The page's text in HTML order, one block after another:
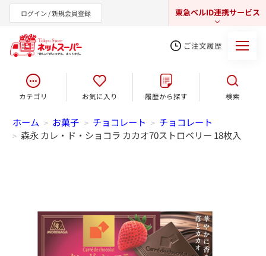
ログイン / 新規会員登録 東急ベルID連携サービス
東急オンラインショップ
ご注文履歴
カテゴリ お気に入り 履歴から探す 検索
ホーム > お菓子 > チョコレート > チョコレート
> 森永 カレ・ド・ショコラ カカオ70ストロベリー 18枚入